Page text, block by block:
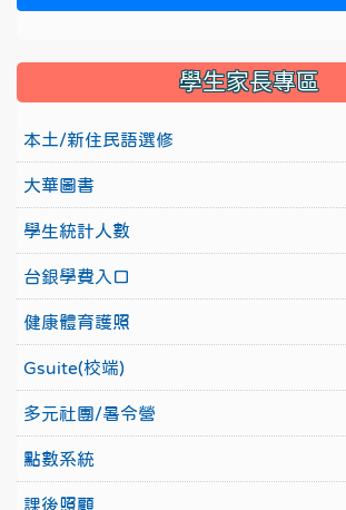
學生家長專區
本土/新住民語選修
大華圖書
學生統計人數
台銀學費入口
健康體育護照
Gsuite(校端)
多元社團/暑令營
點數系統
課後照顧